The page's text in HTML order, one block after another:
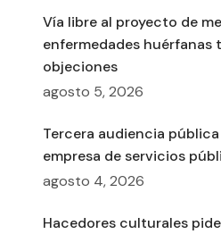
Vía libre al proyecto de
enfermedades huérfanas
objeciones
agosto 5, 2026
Tercera audiencia
empresa de servicios
agosto 4, 2026
Hacedores culturales